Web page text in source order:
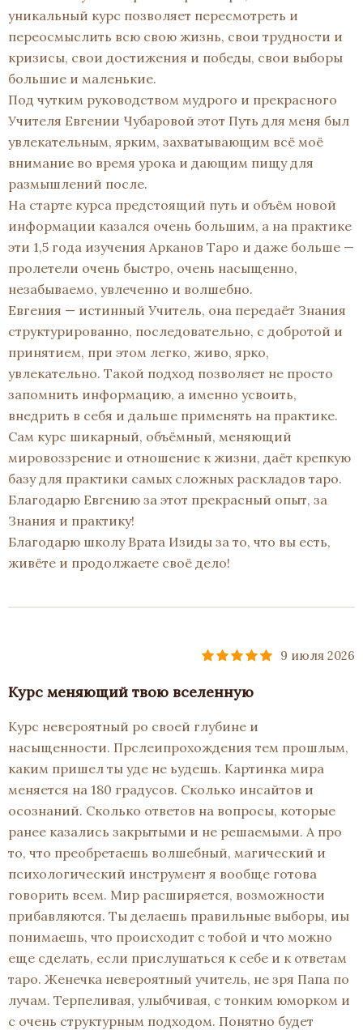
уникальный курс позволяет пересмотреть и
переосмыслить всю свою жизнь, свои трудности и
кризисы, свои достижения и победы, свои выборы
большие и маленькие.
Под чутким руководством мудрого и прекрасного
Учителя Евгении Чубаровой этот Путь для меня был
увлекательным, ярким, захватывающим всё моё
внимание во время урока и дающим пищу для
размышлений после.
На старте курса предстоящий путь и объём новой
информации казался очень большим, а на практике
эти 1,5 года изучения Арканов Таро и даже больше —
пролетели очень быстро, очень насыщенно,
незабываемо, увлеченно и волшебно.
Евгения — истинный Учитель, она передаёт Знания
структурированно, последовательно, с добротой и
принятием, при этом легко, живо, ярко,
увлекательно. Такой подход позволяет не просто
запомнить информацию, а именно усвоить,
внедрить в себя и дальше применять на практике.
Сам курс шикарный, объёмный, меняющий
мировоззрение и отношение к жизни, даёт крепкую
базу для практики самых сложных раскладов таро.
Благодарю Евгению за этот прекрасный опыт, за
Знания и практику!
Благодарю школу Врата Изиды за то, что вы есть,
живёте и продолжаете своё дело!
9 июля 2026
Курс меняющий твою вселенную
Курс невероятный ро своей глубине и
насыщенности. Прслеипрохождения тем прошлым,
каким пришел ты уде не ьудешь. Картинка мира
меняется на 180 градусов. Сколько инсайтов и
осознаний. Сколько ответов на вопросы, которые
ранее казались закрытыми и не решаемыми. А про
то, что преобретаешь волшебный, магический и
психологический инструмент я вообще готова
говорить всем. Мир расширяется, возможности
прибавляются. Ты делаешь правильные выборы, иы
понимаешь, что происходит с тобой и что можно
еще сделать, если прислушаться к себе и к ответам
таро. Женечка невероятный учитель, не зря Папа по
лучам. Терпеливая, улыбчивая, с тонким юморком и
с очень структурным подходом. Понятно будет